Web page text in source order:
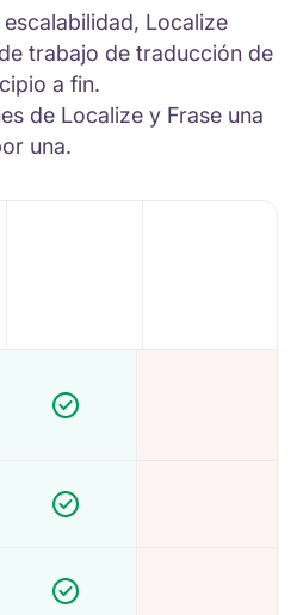
Localize
trabajo de traducción de
a fin.
de Localize y Frase una
una.